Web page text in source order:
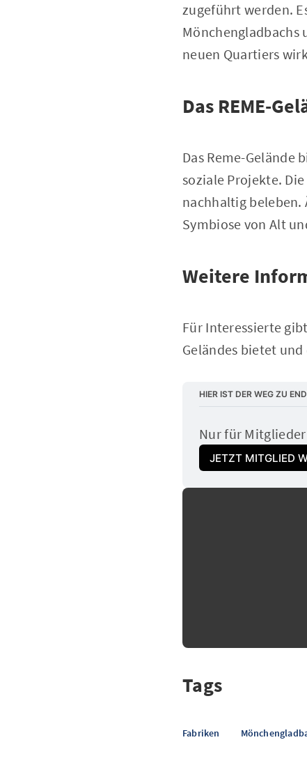
zugeführt werden.
neuen Quartiers
Das REME-
Das Reme-
soziale Projekte.
nachhaltig beleben.
Symbiose von Alt
Weitere
Für Interessierte
Geländes bietet
HIER IST DER WEG ZU
Nur für
JETZT MITGLIED
Tags
Fabriken